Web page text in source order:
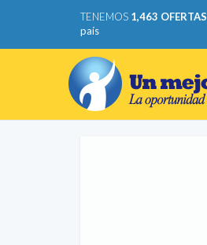
TENEMOS 1,463 OFERTAS
país